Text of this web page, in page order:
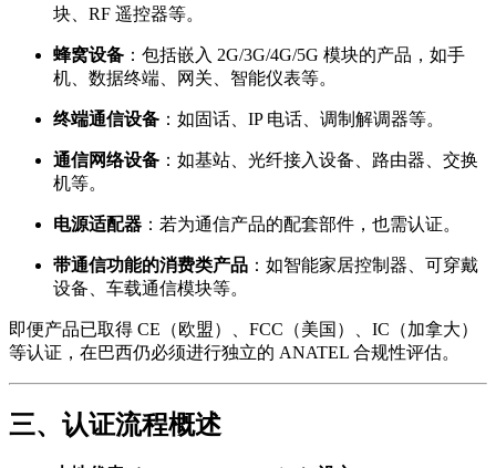
块、RF 遥控器等。
蜂窝设备 ：包括嵌入 2G/3G/4G/5G 模块的产品，如手
机、数据终端、网关、智能仪表等。
终端通信设备 ：如固话、IP 电话、调制解调器等。
通信网络设备 ：如基站、光纤接入设备、路由器、交换
机等。
电源适配器 ：若为通信产品的配套部件，也需认证。
带通信功能的消费类产品 ：如智能家居控制器、可穿戴
设备、车载通信模块等。
即便产品已取得 CE（欧盟）、FCC（美国）、IC（加拿大）
等认证，在巴西仍必须进行独立的 ANATEL 合规性评估。
三、认证流程概述